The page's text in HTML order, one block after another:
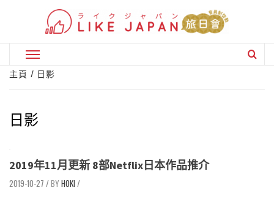
Primary
Menu
主頁 日影
日影
2019年11月更新 8部Netflix日本作品推介
2019-10-27 / HOKI /